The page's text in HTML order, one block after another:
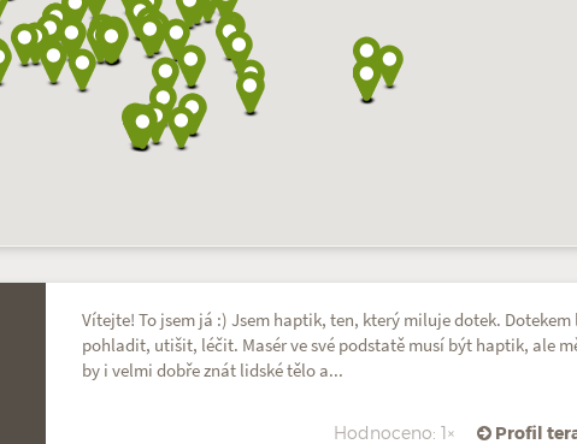
Vítejte! To jsem já :) Jsem haptik, ten, který miluje dotek. Dotekem
pohladit, utišit, léčit. Masér ve své podstatě musí být haptik, ale
by i velmi dobře znát lidské tělo a...
Hodnoceno: 1× Profil